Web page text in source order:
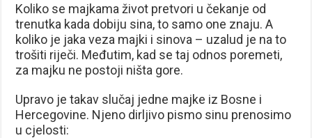
Koliko se majkama život pretvori u čekanje od
trenutka kada dobiju sina, to samo one znaju. A
koliko je jaka veza majki i sinova – uzalud je na to
trošiti riječi. Međutim, kad se taj odnos poremeti,
za majku ne postoji ništa gore.
Upravo je takav slučaj jedne majke iz Bosne i
Hercegovine. Njeno dirljivo pismo sinu prenosimo
u cjelosti: